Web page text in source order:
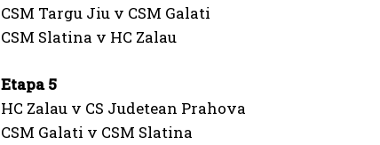
CSM Targu Jiu v CSM Galati
CSM Slatina v HC Zalau
Etapa 5
HC Zalau v CS Judetean Prahova
CSM Galati v CSM Slatina